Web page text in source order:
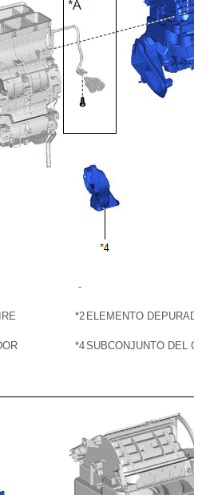
-
*2 ELEMENTO
*4SUBCONJUNTO DEL